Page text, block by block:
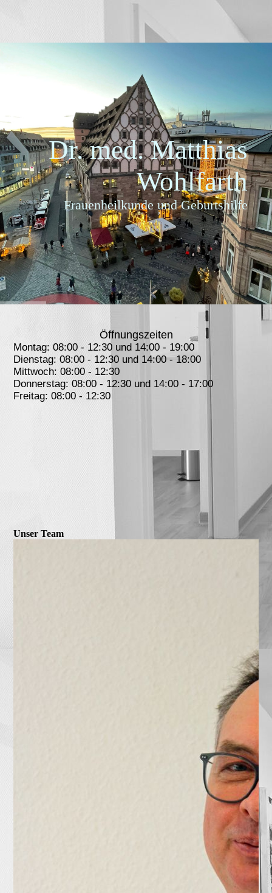
Dr. med. Matthias
Wohlfarth
Frauenheilkunde und Geburtshilfe
Öffnungszeiten
Montag: 08:00 - 12:30 und 14:00 - 19:00
Dienstag: 08:00 - 12:30 und 14:00 - 18:00
Mittwoch: 08:00 - 12:30
Donnerstag: 08:00 - 12:30 und 14:00 - 17:00
Freitag: 08:00 - 12:30
Unser Team